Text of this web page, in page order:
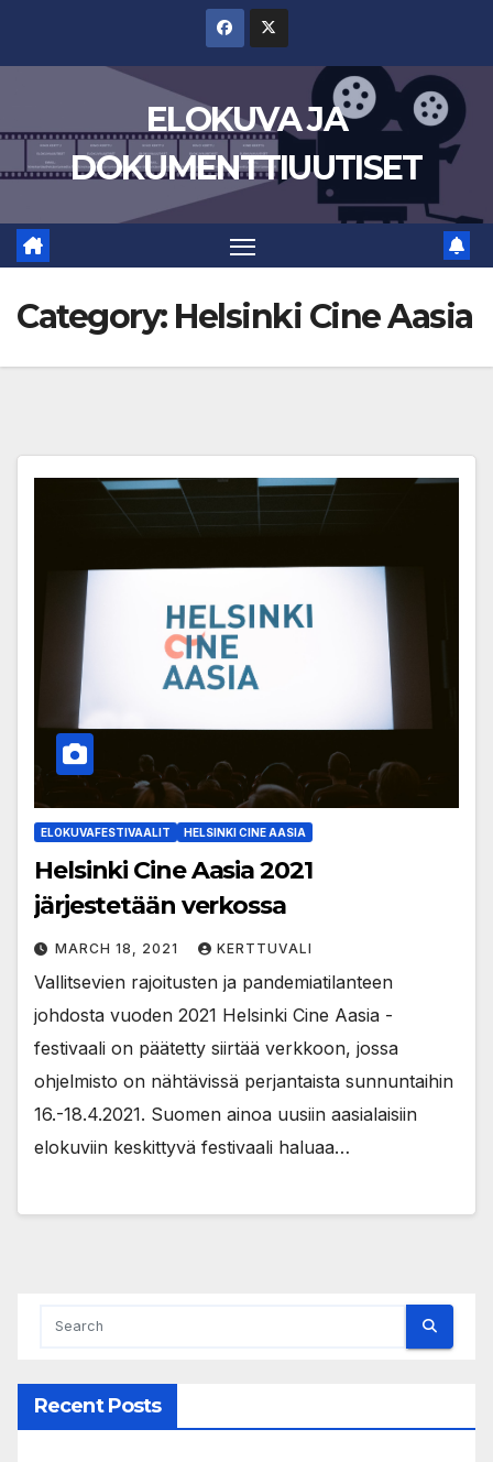
ELOKUVA JA
DOKUMENTTIUUTISET
Category: Helsinki Cine Aasia
ELOKUVAFESTIVAALIT HELSINKI CINE AASIA
Helsinki Cine Aasia 2021
järjestetään verkossa
MARCH 18, 2021 KERTTUVALI
Vallitsevien rajoitusten ja pandemiatilanteen
johdosta vuoden 2021 Helsinki Cine Aasia -
festivaali on päätetty siirtää verkkoon, jossa
ohjelmisto on nähtävissä perjantaista sunnuntaihin
16.-18.4.2021. Suomen ainoa uusiin aasialaisiin
elokuviin keskittyvä festivaali haluaa…
Recent Posts